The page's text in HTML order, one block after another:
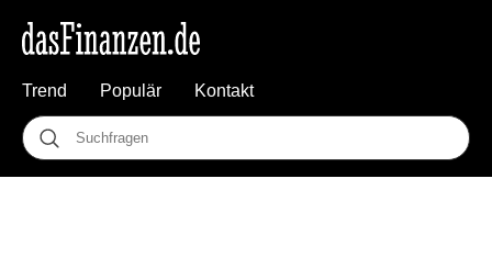
Trend Populär Kontakt